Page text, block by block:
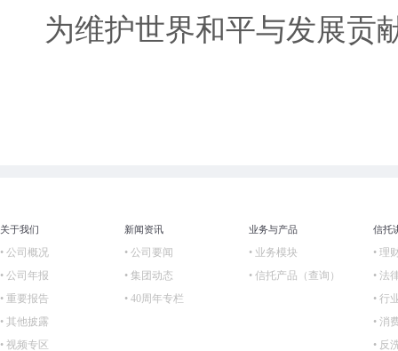
为维护世界和平与发展贡
关于我们
• 公司概况
• 公司年报
• 重要报告
• 其他披露
• 视频专区
新闻资讯
• 公司要闻
• 集团动态
• 40周年专栏
业务与产品
• 业务模块
• 信托产品（查询）
信托
• 理
• 法
• 行
• 消
• 反